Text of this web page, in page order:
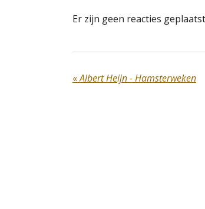
Er zijn geen reacties
«Albert Heijn - Hamsterweken